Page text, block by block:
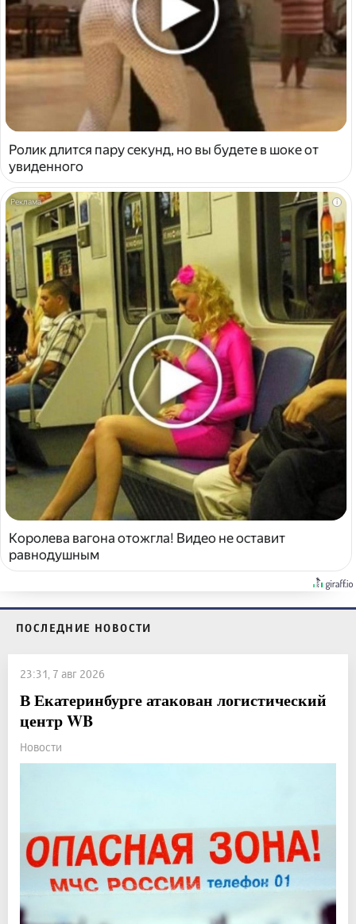
Ролик длится пару секунд, но вы будете в шоке от
увиденного
i
Королева вагона отожгла! Видео не оставит
равнодушным
ПОСЛЕДНИЕ НОВОСТИ
23:31, 7 авг 2026
В Екатеринбурге атакован логистический
центр WB
Новости